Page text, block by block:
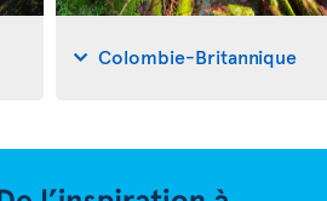
Colombie-Britannique